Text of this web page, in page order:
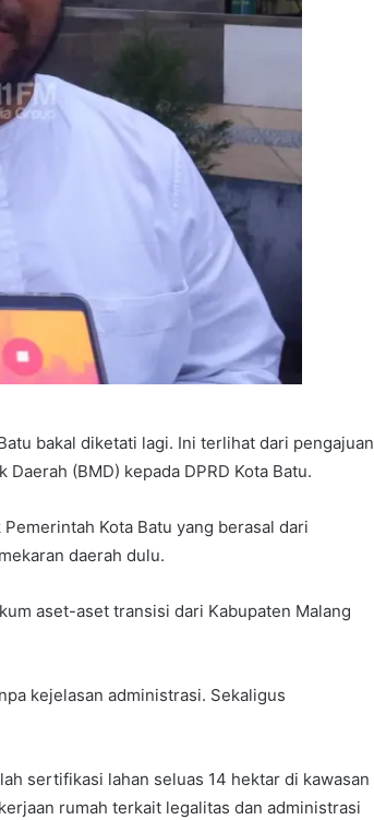
bakal diketati lagi. Ini terlihat dari pengajuan
(BMD) kepada DPRD Kota Batu.
Kota Batu yang berasal dari
daerah dulu.
aset-aset transisi dari Kabupaten Malang
kejelasan administrasi. Sekaligus
sertifikasi lahan seluas 14 hektar di kawasan
rumah terkait legalitas dan administrasi